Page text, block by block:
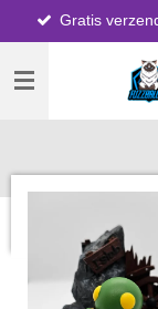
direct
naar
hoofdinhoud
Gratis